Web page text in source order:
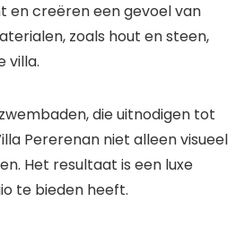
en creëren een gevoel van
zoals hout en steen,
villa.
die uitnodigen tot
Pererenan niet alleen visueel
Het resultaat is een luxe
te bieden heeft.